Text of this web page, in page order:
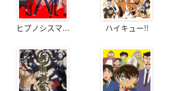
ヒプノシスマ... ハイキュー!!